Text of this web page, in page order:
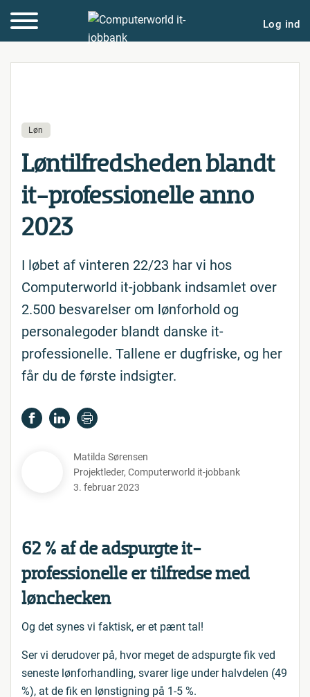
Log ind
Løn
Lønt­il­freds­he­den blandt
it-pro­fes­sio­nel­le anno
2023
I løbet af vinteren 22/23 har vi hos
Computerworld it-jobbank indsamlet over
2.500 besvarelser om lønforhold og
personalegoder blandt danske it-
professionelle. Tallene er dugfriske, og her
får du de første indsigter.
Matilda Sørensen
Projektleder, Computerworld it-jobbank
3. februar 2023
62 % af de adspurgte it-
professionelle er tilfredse med
lønchecken
Og det synes vi faktisk, er et pænt tal!
Ser vi derudover på, hvor meget de adspurgte fik ved
seneste lønforhandling, svarer lige under halvdelen (49
%), at de fik en lønstigning på 1-5 %.